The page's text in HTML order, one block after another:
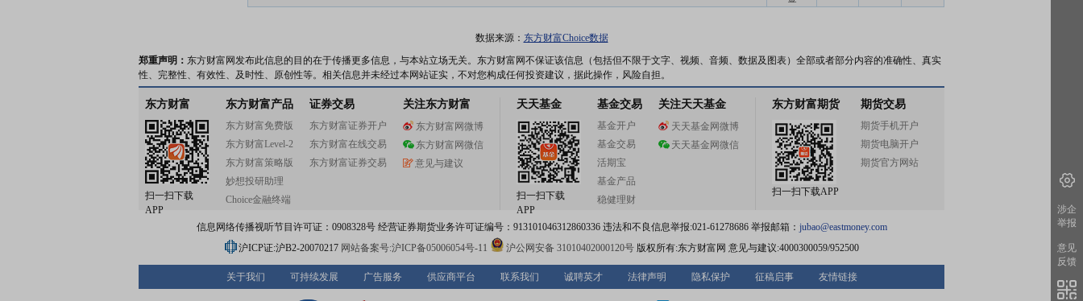
数据来源： 东方财富Choice数据
郑重声明： 东方财富网发布此信息的目的在于传播更多信息，与本站立场无关。东方财富网不保证该信息（包括但不限于文字、视频、音频、数据及图表）全部或者部分内容的准确性、真实
性、完整性、有效性、及时性、原创性等。相关信息并未经过本网站证实，不对您构成任何投资建议，据此操作，风险自担。
东方财富
扫一扫下载
APP
东方财富产品
东方财富免费版
东方财富Level-2
东方财富策略版
妙想投研助理
Choice金融终端
证券交易
东方财富证券开户
东方财富在线交易
东方财富证券交易
关注东方财富
东方财富网微博
东方财富网微信
意见与建议
天天基金
扫一扫下载
APP
基金交易
基金开户
基金交易
活期宝
基金产品
稳健理财
关注天天基金
天天基金网微博
天天基金网微信
东方财富期货
扫一扫下载APP
期货交易
期货手机开户
期货电脑开户
期货官方网站
信息网络传播视听节目许可证：0908328号 经营证券期货业务许可证编号：913101046312860336 违法和不良信息举报:021-61278686 举报邮箱： jubao@eastmoney.com
沪ICP证:沪B2-20070217 网站备案号:沪ICP备05006054号-11 沪公网安备 31010402000120号版权所有:东方财富网 意见与建议:4000300059/952500
关于我们 可持续发展 广告服务 供应商平台 联系我们 诚聘英才 法律声明 隐私保护 征稿启事 友情链接
涉企
举报
意见
反馈